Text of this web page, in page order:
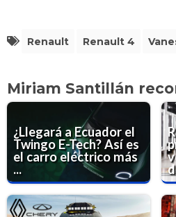
Renault Renault 4
Miriam Santillán
¿Llegará a Ecuador el
Twingo E-Tech? Así es
el carro eléctrico más
...